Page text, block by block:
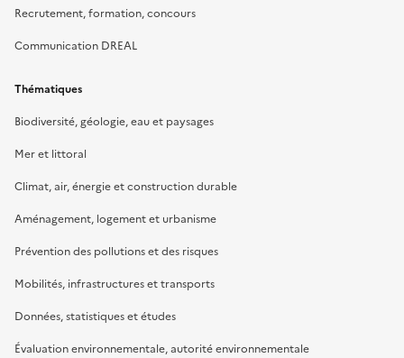
Recrutement, formation, concours
Communication DREAL
Thématiques
Biodiversité, géologie, eau et paysages
Mer et littoral
Climat, air, énergie et construction durable
Aménagement, logement et urbanisme
Prévention des pollutions et des risques
Mobilités, infrastructures et transports
Données, statistiques et études
Évaluation environnementale, autorité environnementale